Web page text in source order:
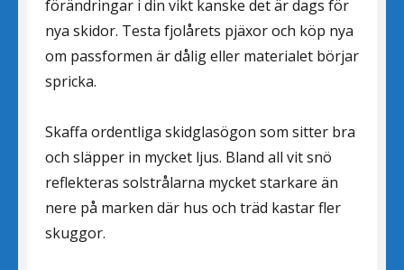
förändringar i din vikt kanske det är dags för
nya skidor. Testa fjolårets pjäxor och köp nya
om passformen är dålig eller materialet börjar
spricka.
Skaffa ordentliga skidglasögon som sitter bra
och släpper in mycket ljus. Bland all vit snö
reflekteras solstrålarna mycket starkare än
nere på marken där hus och träd kastar fler
skuggor.